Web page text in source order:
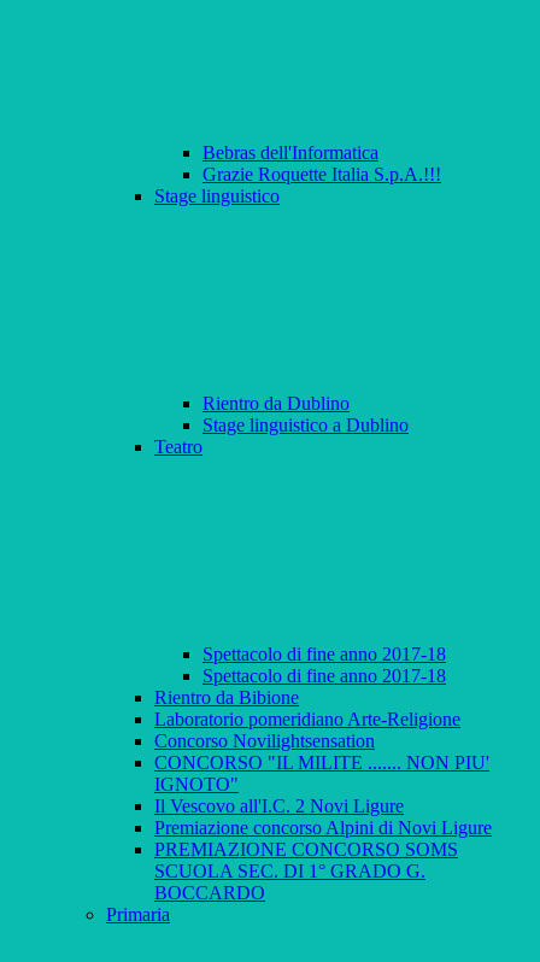
Bebras dell'Informatica
Grazie Roquette Italia S.p.A.!!!
Stage linguistico
Rientro da Dublino
Stage linguistico a Dublino
Teatro
Spettacolo di fine anno 2017-18
Spettacolo di fine anno 2017-18
Rientro da Bibione
Laboratorio pomeridiano Arte-Religione
Concorso Novilightsensation
CONCORSO "IL MILITE ....... NON PIU'
IGNOTO"
Il Vescovo all'I.C. 2 Novi Ligure
Premiazione concorso Alpini di Novi Ligure
PREMIAZIONE CONCORSO SOMS
SCUOLA SEC. DI 1° GRADO G.
BOCCARDO
Primaria